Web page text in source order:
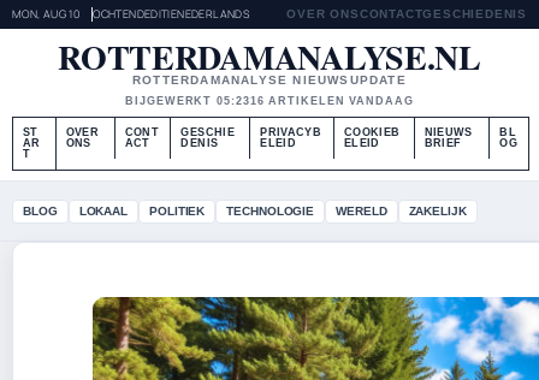
MON, AUG 10 OCHTENDEDITIENEDERLANDS OVER ONSCONTACTGESCHIEDENIS
ROTTERDAMANALYSE.NL
ROTTERDAMANALYSE NIEUWSUPDATE
BIJGEWERKT 05:2316 ARTIKELEN VANDAAG
ST
AR
T
OVER
ONS
CONT
ACT
GESCHIE
DENIS
PRIVACYB
ELEID
COOKIEB
ELEID
NIEUWS
BRIEF
BL
OG
BLOG LOKAAL POLITIEK TECHNOLOGIE WERELD ZAKELIJK